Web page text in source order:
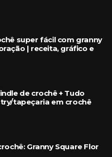
super fácil com granny
| receita, gráfico e
de crochê + Tudo
tapeçaria em crochê
Granny Square Flor